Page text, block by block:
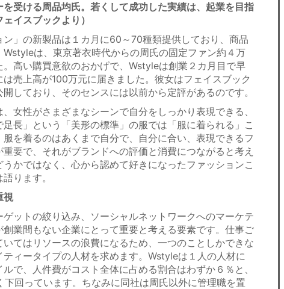
を受ける周品均氏。若くして成功した実績は、起業を目指
イスブックより）
」の新製品は１カ月に60～70種類提供しており、商品
は、東京著衣時代からの周氏の固定ファン約４万
高い購買意欲のおかげで、Wstyleは創業２カ月目で早
売上高が100万元に届きました。彼女はフェイスブック
しており、そのセンスには以前から定評があるのです。
女性がさまざまなシーンで自分をしっかり表現できる、
長」という「美形の標準」の服では「服に着られる」こ
を着るのはあくまで自分で、自分に合い、表現できるフ
要で、それがブランドへの評価と消費につながると考え
かではなく、心から認めて好きになったファッションこ
ります。
視
ットの絞り込み、ソーシャルネットワークへのマーケテ
業間もない企業にとって重要と考える要素です。仕事ご
てはリソースの浪費になるため、一つのことしかできな
ィータイプの人材を求めます。Wstyleは１人の人材に
で、人件費がコスト全体に占める割合はわずか６％と、
下回っています。ちなみに同社は周氏以外に管理職を置